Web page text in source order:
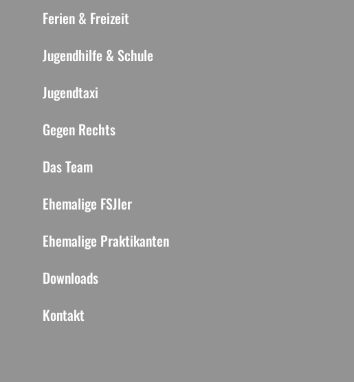
Ferien & Freizeit
Jugendhilfe & Schule
Jugendtaxi
Gegen Rechts
Das Team
Ehemalige FSJler
Ehemalige Praktikanten
Downloads
Kontakt